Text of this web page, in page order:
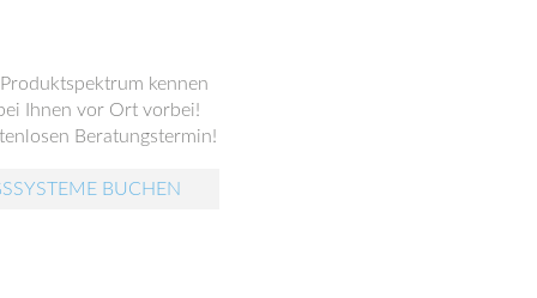
kennen
Ihnen vor Ort vorbei!
Beratungstermin!
BUCHEN